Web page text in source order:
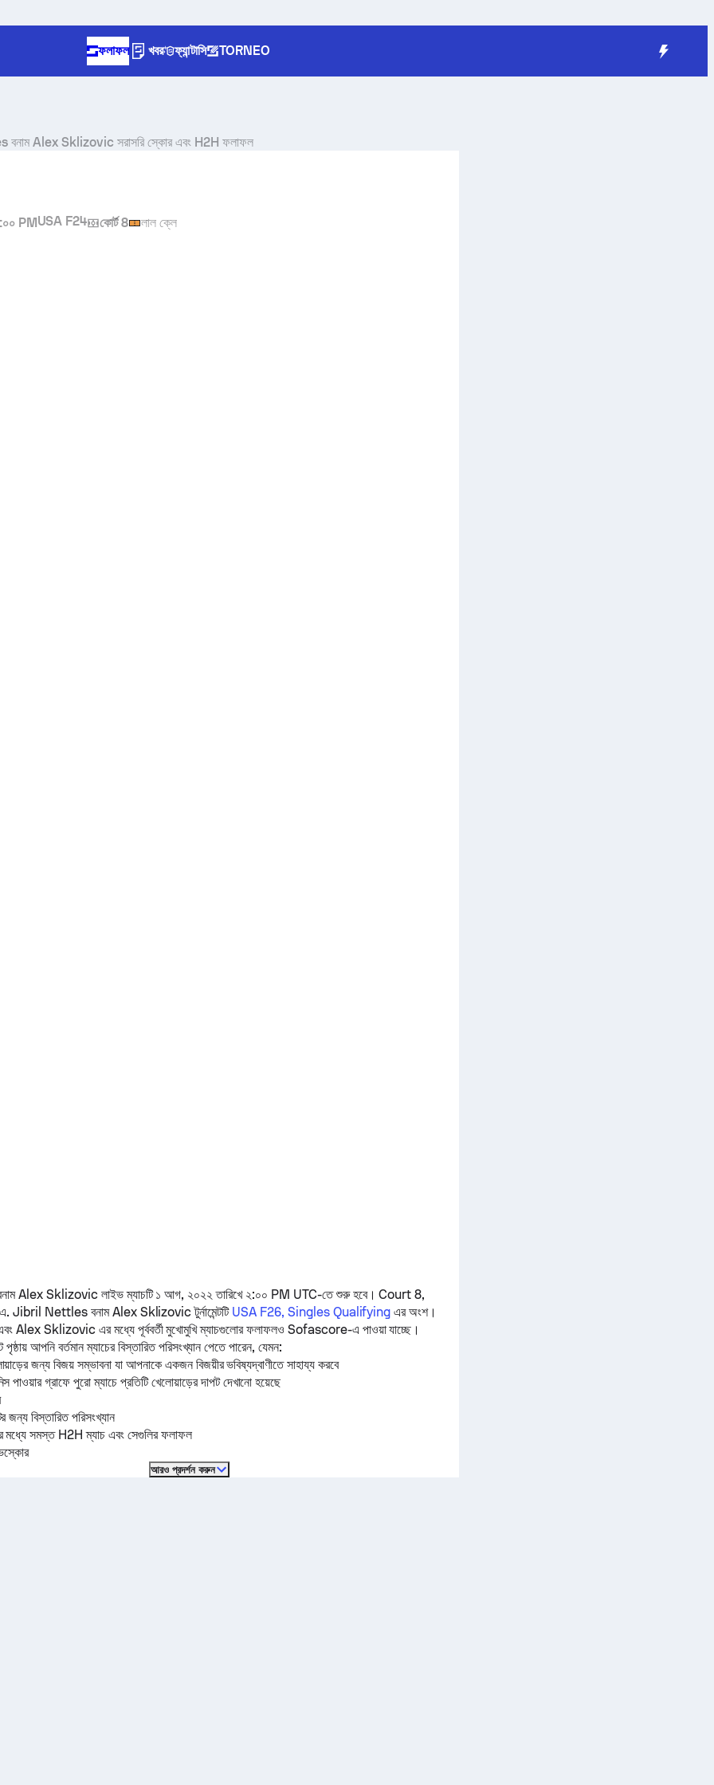
ফলাফল খবর ফ্যান্টাসি TORNEO
বনামAlex Sklizovic সরাসরি স্কোর এবং H2H ফলাফল
PMUSA F24 কোর্ট 8 লাল ক্লে
Alex Sklizovicলাইভ ম্যাচটি ১ আগ, ২০২২ তারিখে ২:০০ PM UTC-তে শুরু হবে। Court 8,
Jibril NettlesবনামAlex Sklizovicটুর্নামেন্টটি USA F26, Singles Qualifying এর অংশ।
Alex Sklizovicএর মধ্যে পূর্ববর্তী মুখোমুখি ম্যাচগুলোর ফলাফলও Sofascore-এ পাওয়া যাচ্ছে।
পৃষ্ঠায় আপনি বর্তমান ম্যাচের বিস্তারিত পরিসংখ্যান পেতে পারেন, যেমন:
জন্য বিজয় সম্ভাবনা যা আপনাকে একজন বিজয়ীর ভবিষ্যদ্বাণীতে সাহায্য করবে
পাওয়ার গ্রাফে পুরো ম্যাচে প্রতিটি খেলোয়াড়ের দাপট দেখানো হয়েছে
জন্য বিস্তারিত পরিসংখ্যান
মধ্যে সমস্ত H2H ম্যাচ এবং সেগুলির ফলাফল
আরও প্রদর্শন করুন